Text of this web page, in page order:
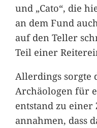
und „Cato“, die
an dem Fund
auf den Teller
Teil einer
Allerdings sorgte
Archäologen für
entstand zu
annahmen, dass